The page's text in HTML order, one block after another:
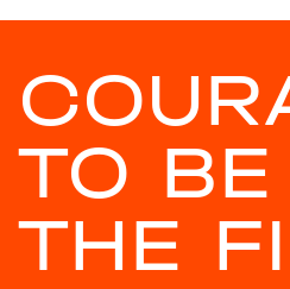
TO BE
THE